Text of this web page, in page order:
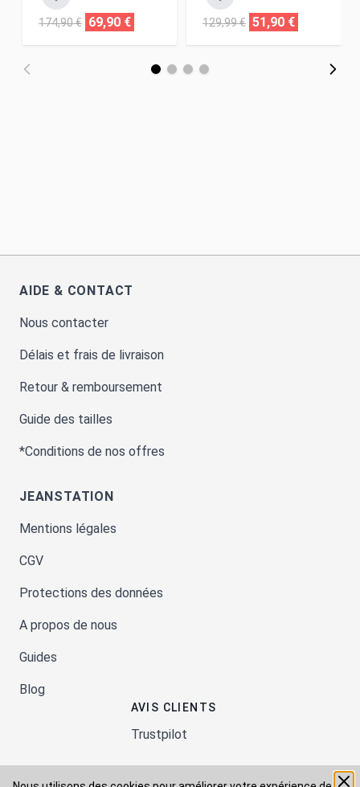
174,90 € 69,90 € 129,99 € 51,90 €
AIDE & CONTACT
Nous contacter
Délais et frais de livraison
Retour & remboursement
Guide des tailles
*Conditions de nos offres
JEANSTATION
Mentions légales
CGV
Protections des données
A propos de nous
Guides
Blog
AVIS CLIENTS
Trustpilot